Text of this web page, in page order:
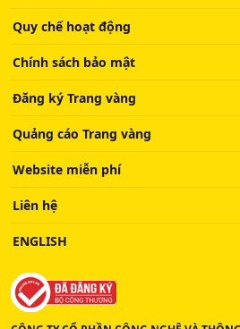
Quy chế hoạt động
Chính sách bảo mật
Đăng ký Trang vàng
Quảng cáo Trang vàng
Website miễn phí
Liên hệ
ENGLISH